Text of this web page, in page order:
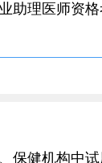
助理医师资
健机构中